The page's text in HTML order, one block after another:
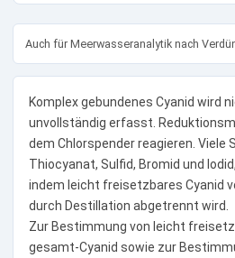
Auch für Meerwasseranalytik nach
Komplex gebundenes Cyanid wird
unvollständig erfasst.
dem Chlorspender reagieren. Viele
Thiocyanat, Sulfid, Bromid und
indem leicht freisetzbares Cyanid
durch Destillation abgetrennt wird.
Zur Bestimmung von leicht
gesamt-Cyanid sowie zur